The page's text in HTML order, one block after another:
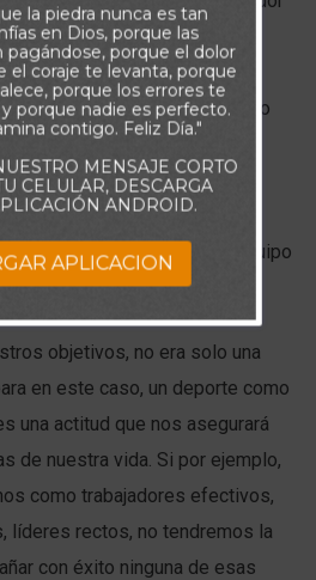
llamado “equipo espejo”.
en la práctica un espejo del
el fin de semana, imitando
sus estrategias, para de
responder a ellas el día del
como sería nuestro
hacer contra cada equipo
objetivos, no era solo una
en este caso, un deporte como
una actitud que nos asegurará
de nuestra vida. Si por ejemplo,
como trabajadores efectivos,
líderes rectos, no tendremos la
con éxito ninguna de esas
la piedra nunca es tan
en Dios, porque las
pagándose, porque el dolor
el coraje te levanta, porque
porque los errores te
porque nadie es perfecto.
contigo. Feliz Día."
MENSAJE CORTO
CELULAR, DESCARGA
ANDROID.
APLICACION